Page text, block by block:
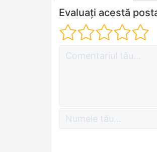
Evaluați acestă